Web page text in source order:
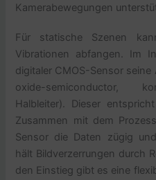
Kamerabewegungen
Für statische Szenen
Vibrationen abfangen. Im
digitaler CMOS-Sensor
oxide-semiconductor,
Halbleiter). Dieser
Zusammen mit dem
Sensor die Daten zügig
hält Bildverzerrungen durch
den Einstieg gibt es eine